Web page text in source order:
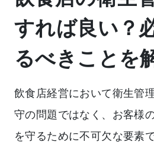
すれば良い？
るべきことを
飲食店経営において衛生管
守の問題ではなく、お客様
を守るために不可欠な要素